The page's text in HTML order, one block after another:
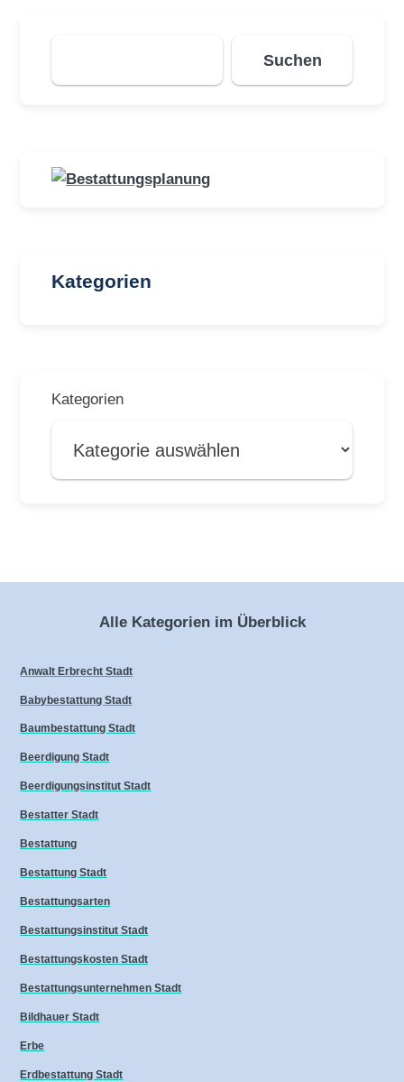
Suchen
Suchen
Kategorien
Kategorien
Alle Kategorien im Überblick
Anwalt Erbrecht Stadt
Babybestattung Stadt
Baumbestattung Stadt
Beerdigung Stadt
Beerdigungsinstitut Stadt
Bestatter Stadt
Bestattung
Bestattung Stadt
Bestattungsarten
Bestattungsinstitut Stadt
Bestattungskosten Stadt
Bestattungsunternehmen Stadt
Bildhauer Stadt
Erbe
Erdbestattung Stadt